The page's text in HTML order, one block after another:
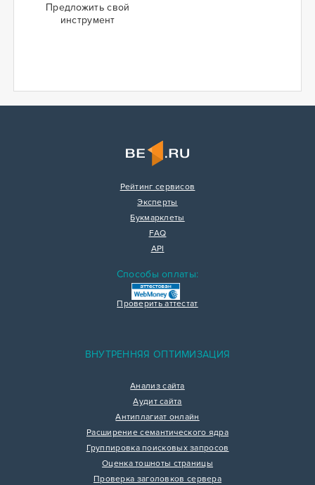
Предложить свой
инструмент
Рейтинг сервисов
Эксперты
Букмарклеты
FAQ
API
Способы оплаты:
Проверить аттестат
ВНУТРЕННЯЯ ОПТИМИЗАЦИЯ
Анализ сайта
Аудит сайта
Антиплагиат онлайн
Расширение семантического ядра
Группировка поисковых запросов
Оценка тошноты страницы
Проверка заголовков сервера